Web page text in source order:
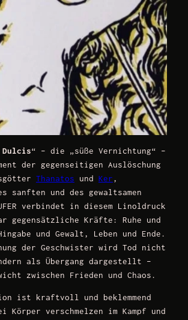
“ – die „süße Vernichtung“ –
der gegenseitigen Auslöschung
Thanatos und Ker ,
sanften und des gewaltsamen
verbindet in diesem Linoldruck
gegensätzliche Kräfte: Ruhe und
und Gewalt, Leben und Ende.
der Geschwister wird Tod nicht
als Übergang dargestellt –
zwischen Frieden und Chaos.
ist kraftvoll und beklemmend
Körper verschmelzen im Kampf und